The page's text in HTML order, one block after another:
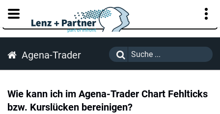
KUNDENPORTAL
Agena-Trader
Wie kann ich im Agena-Trader Chart Fehlticks
bzw. Kurslücken bereinigen?